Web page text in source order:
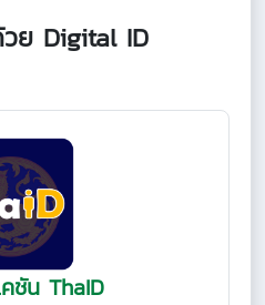
วย Digital ID
ชัน ThaID